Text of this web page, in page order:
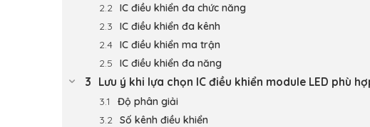
IC điều khiển đa chức năng
IC điều khiển đa kênh
IC điều khiển ma trận
IC điều khiển đa năng
Lưu ý khi lựa chọn IC điều khiển module LED phù
Độ phân giải
Số kênh điều khiển